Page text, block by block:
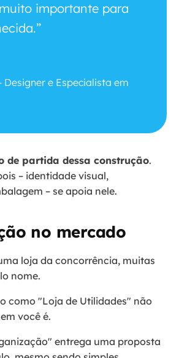
importante para
Designer e Especialista em
de partida dessa construção.
– identidade visual,
– se apoia nele.
no mercado
loja da concorrência, muitas
nome.
como "Loja de Utilidades" não
você é.
entrega uma proposta